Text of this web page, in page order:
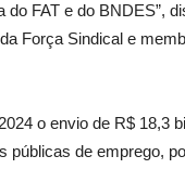
FAT e do BNDES”,
Força Sindical e
o envio de R$ 18,3
públicas de emprego,